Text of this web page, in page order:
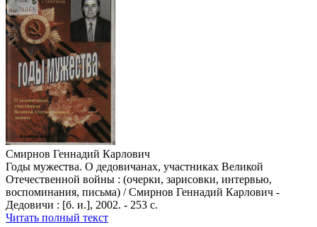
Смирнов Геннадий Карлович
Годы мужества. О дедовичанах, участниках Великой
Отечественной войны : (очерки, зарисовки, интервью,
воспоминания, письма) / Смирнов Геннадий Карлович -
Дедовичи : [б. и.], 2002. - 253 с.
Читать полный текст